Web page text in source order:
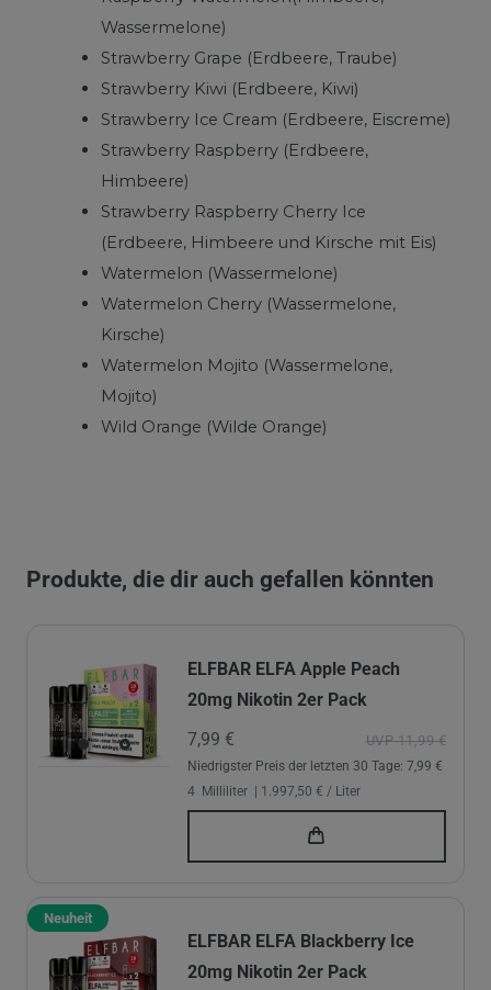
Wassermelone)
Strawberry Grape (Erdbeere, Traube)
Strawberry Kiwi (Erdbeere, Kiwi)
Strawberry Ice Cream (Erdbeere, Eiscreme)
Strawberry Raspberry (Erdbeere,
Himbeere)
Strawberry Raspberry Cherry Ice
(Erdbeere, Himbeere und Kirsche mit Eis)
Watermelon (Wassermelone)
Watermelon Cherry (Wassermelone,
Kirsche)
Watermelon Mojito (Wassermelone,
Mojito)
Wild Orange (Wilde Orange)
Produkte, die dir auch gefallen könnten
ELFBAR ELFA Apple Peach
20mg Nikotin 2er Pack
UVP 11,99 €
7,99 €
Niedrigster Preis der letzten 30 Tage: 7,99 €
4 Milliliter | 1.997,50 € / Liter
Neuheit
ELFBAR ELFA Blackberry Ice
20mg Nikotin 2er Pack